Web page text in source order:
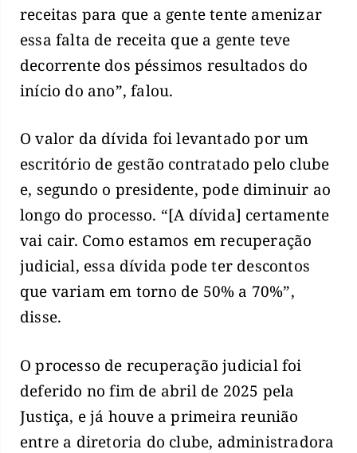
receitas para que a gente tente amenizar
essa falta de receita que a gente teve
decorrente dos péssimos resultados do
início do ano”, falou.
O valor da dívida foi levantado por um
escritório de gestão contratado pelo clube
e, segundo o presidente, pode diminuir ao
longo do processo. “[A dívida] certamente
vai cair. Como estamos em recuperação
judicial, essa dívida pode ter descontos
que variam em torno de 50% a 70%”,
disse.
O processo de recuperação judicial foi
deferido no fim de abril de 2025 pela
Justiça, e já houve a primeira reunião
entre a diretoria do clube, administradora